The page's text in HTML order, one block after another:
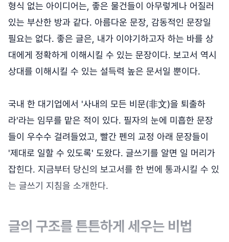
형식 없는 아이디어는, 좋은 물건들이 아무렇게나 어질러
있는 부산한 방과 같다. 아름다운 문장, 감동적인 문장일
필요는 없다. 좋은 글은, 내가 이야기하고자 하는 바를 상
대에게 정확하게 이해시킬 수 있는 문장이다. 보고서 역시
상대를 이해시킬 수 있는 설득력 높은 문서일 뿐이다.
국내 한 대기업에서 '사내의 모든 비문(非文)을 퇴출하
라'라는 임무를 맡은 적이 있다. 필자의 눈에 미흡한 문장
들이 우수수 걸려들었고, 빨간 펜의 교정 아래 문장들이
'제대로 일할 수 있도록' 도왔다. 글쓰기를 알면 일 머리가
잡힌다. 지금부터 당신의 보고서를 한 번에 통과시킬 수 있
는 글쓰기 지침을 소개한다.
글의 구조를 튼튼하게 세우는 비법